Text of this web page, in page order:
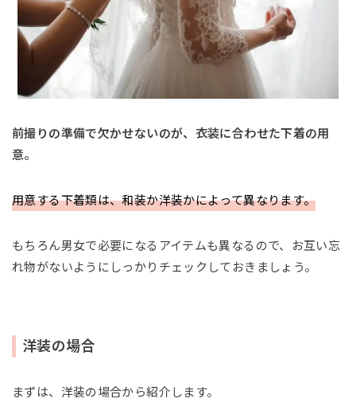
前撮りの準備で欠かせないのが、衣装に合わせた下着の用
意。
用意する下着類は、和装か洋装かによって異なります。
もちろん男女で必要になるアイテムも異なるので、お互い忘
れ物がないようにしっかりチェックしておきましょう。
洋装の場合
まずは、洋装の場合から紹介します。